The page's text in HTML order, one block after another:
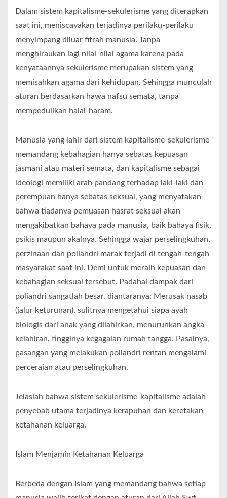
Dalam sistem kapitalisme-sekulerisme yang diterapkan
saat ini, meniscayakan terjadinya perilaku-perilaku
menyimpang diluar fitrah manusia. Tanpa
menghiraukan lagi nilai-nilai agama karena pada
kenyataannya sekulerisme merupakan sistem yang
memisahkan agama dari kehidupan. Sehingga munculah
aturan berdasarkan hawa nafsu semata, tanpa
mempedulikan halal-haram.
Manusia yang lahir dari sistem kapitalisme-sekulerisme
memandang kebahagian hanya sebatas kepuasan
jasmani atau materi semata, dan kapitalisme sebagai
ideologi memiliki arah pandang terhadap laki-laki dan
perempuan hanya sebatas seksual, yang menyatakan
bahwa tiadanya pemuasan hasrat seksual akan
mengakibatkan bahaya pada manusia, baik bahaya fisik,
psikis maupun akalnya. Sehingga wajar perselingkuhan,
perzinaan dan poliandri marak terjadi di tengah-tengah
masyarakat saat ini. Demi untuk meraih kepuasan dan
kebahagian seksual tersebut. Padahal dampak dari
poliandri sangatlah besar, diantaranya: Merusak nasab
(jalur keturunan), sulitnya mengetahui siapa ayah
biologis dari anak yang dilahirkan, menurunkan angka
kelahiran, tingginya kegagalan rumah tangga. Pasalnya,
pasangan yang melakukan poliandri rentan mengalami
perceraian atau perselingkuhan.
Jelaslah bahwa sistem sekulerisme-kapitalisme adalah
penyebab utama terjadinya kerapuhan dan keretakan
ketahanan keluarga.
Islam Menjamin Ketahanan Keluarga
Berbeda dengan Islam yang memandang bahwa setiap